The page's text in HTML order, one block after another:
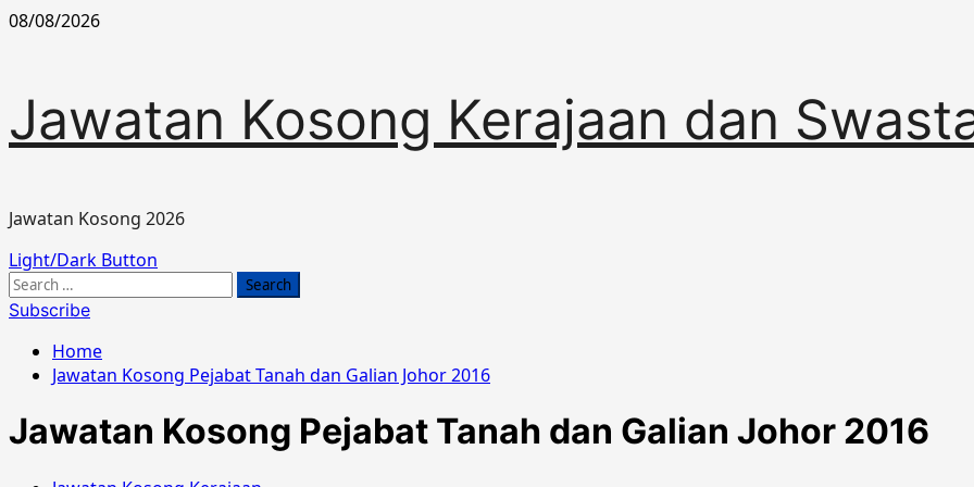
Skip
08/08/2026
Jawatan Kosong Kerajaan dan
Jawatan Kosong 2026
Primary
Menu
Light/Dark Button
Search
for:
Subscribe
Home
Jawatan Kosong Pejabat Tanah dan Galian Johor 2016
Jawatan Kosong Pejabat Tanah dan Galian Johor 2016